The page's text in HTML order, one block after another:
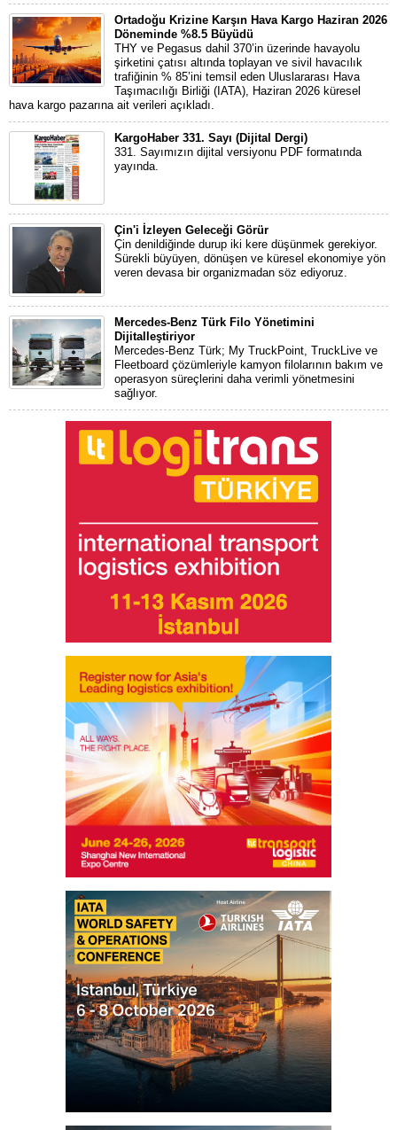
Ortadoğu Krizine Karşın Hava Kargo Haziran 2026
Döneminde %8.5 Büyüdü
THY ve Pegasus dahil 370’in üzerinde havayolu
şirketini çatısı altında toplayan ve sivil havacılık
trafiğinin % 85’ini temsil eden Uluslararası Hava
Taşımacılığı Birliği (IATA), Haziran 2026 küresel
hava kargo pazarına ait verileri açıkladı.
KargoHaber 331. Sayı (Dijital Dergi)
331. Sayımızın dijital versiyonu PDF formatında
yayında.
Çin'i İzleyen Geleceği Görür
Çin denildiğinde durup iki kere düşünmek gerekiyor.
Sürekli büyüyen, dönüşen ve küresel ekonomiye yön
veren devasa bir organizmadan söz ediyoruz.
Mercedes-Benz Türk Filo Yönetimini
Dijitalleştiriyor
Mercedes-Benz Türk; My TruckPoint, TruckLive ve
Fleetboard çözümleriyle kamyon filolarının bakım ve
operasyon süreçlerini daha verimli yönetmesini
sağlıyor.